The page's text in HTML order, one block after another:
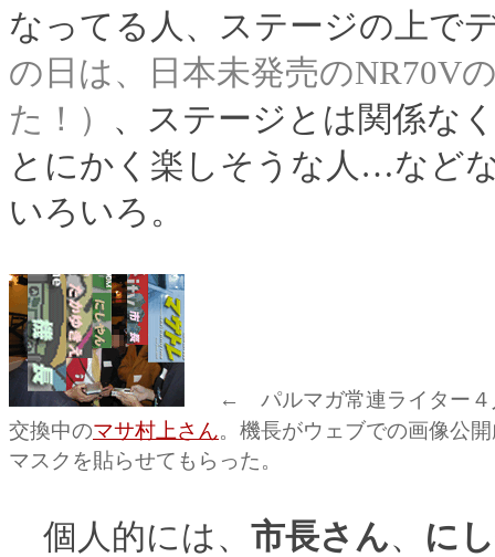
なってる人、ステージの上で
の日は、日本未発売のNR70V
た！） 、ステージとは関係な
とにかく楽しそうな人…など
いろいろ。
← パルマガ常連ライター４
交換中のマサ村上さん。機長がウェブでの画像公
マスクを貼らせてもらった。
個人的には、 市長さん、 に